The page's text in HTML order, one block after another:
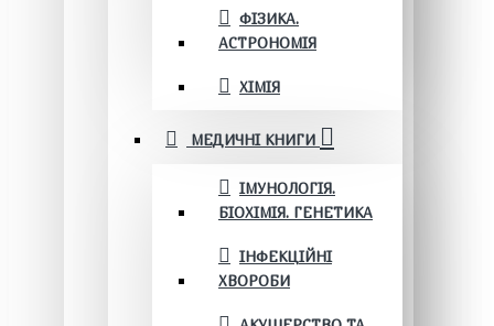
ФІЗИКА.
АСТРОНОМІЯ
ХІМІЯ
МЕДИЧНІ КНИГИ
ІМУНОЛОГІЯ.
БІОХІМІЯ. ГЕНЕТИКА
ІНФЕКЦІЙНІ
ХВОРОБИ